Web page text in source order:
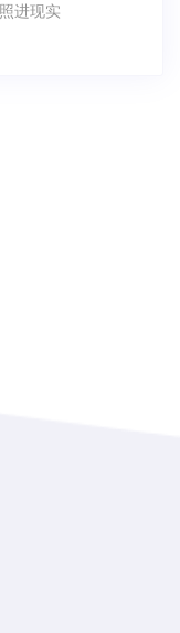
进现实